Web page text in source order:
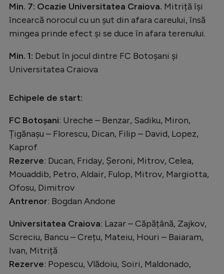
Min. 7: Ocazie Universitatea Craiova. Mitriță își
încearcă norocul cu un șut din afara careului, însă
mingea prinde efect și se duce în afara terenului.
Min. 1: Debut în jocul dintre FC Botoșani și
Universitatea Craiova
Echipele de start:
FC Botoșani: Ureche – Benzar, Sadiku, Miron,
Țigănașu – Florescu, Dican, Filip – David, Lopez,
Kaprof
Rezerve: Ducan, Friday, Șeroni, Mitrov, Celea,
Mouaddib, Petro, Aldair, Fulop, Mitrov, Margiotta,
Ofosu, Dimitrov
Antrenor: Bogdan Andone
Universitatea Craiova: Lazar – Căpățână, Zajkov,
Screciu, Bancu – Crețu, Mateiu, Houri – Baiaram,
Ivan, Mitriță
Rezerve: Popescu, Vlădoiu, Soiri, Maldonado,